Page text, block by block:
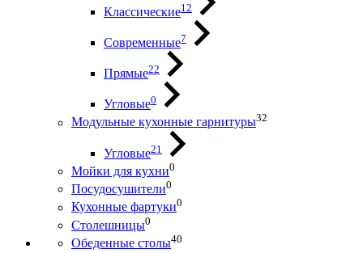
Классические12
Современные7
Прямые22
Угловые0
Модульные кухонные гарнитуры32
Угловые21
Мойки для кухни0
Посудосушители0
Кухонные фартуки0
Столешницы0
Обеденные столы40